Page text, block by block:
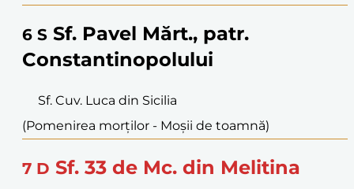
6 S Sf. Pavel Mărt., patr.
Constantinopolului
Sf. Cuv. Luca din Sicilia
(Pomenirea morților - Moşii de toamnă)
7 D Sf. 33 de Mc. din Melitina